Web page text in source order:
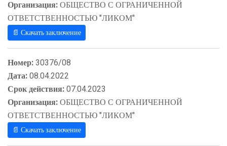
Организация:ОБЩЕСТВО С ОГРАНИЧЕННОЙ
ОТВЕТСТВЕННОСТЬЮ "ЛИКОМ"
📄 Скачать заключение
Номер:30376/08
Дата:08.04.2022
Срок действия:07.04.2023
Организация:ОБЩЕСТВО С ОГРАНИЧЕННОЙ
ОТВЕТСТВЕННОСТЬЮ "ЛИКОМ"
📄 Скачать заключение